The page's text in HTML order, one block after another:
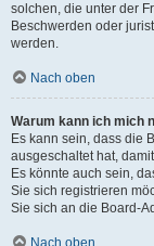
solchen, die unter der
Beschwerden oder
werden.
Nach oben
Warum kann ich mich
Es kann sein, dass die
ausgeschaltet hat,
Es könnte auch sein,
Sie sich registrieren
Sie sich an die Board-
Nach oben